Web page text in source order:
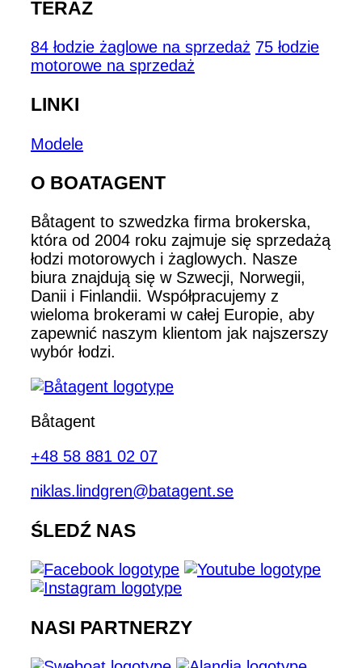
TERAZ
84 łodzie żaglowe na sprzedaż 75 łodzie
motorowe na sprzedaż
LINKI
Modele
O BOATAGENT
Båtagent to szwedzka firma brokerska,
która od 2004 roku zajmuje się sprzedażą
łodzi motorowych i żaglowych. Nasze
biura znajdują się w Szwecji, Norwegii,
Danii i Finlandii. Współpracujemy z
wieloma brokerami w całej Europie, aby
zapewnić naszym klientom jak najszerszy
wybór łodzi.
Båtagent
+48 58 881 02 07
niklas.lindgren@batagent.se
ŚLEDŹ NAS
NASI PARTNERZY